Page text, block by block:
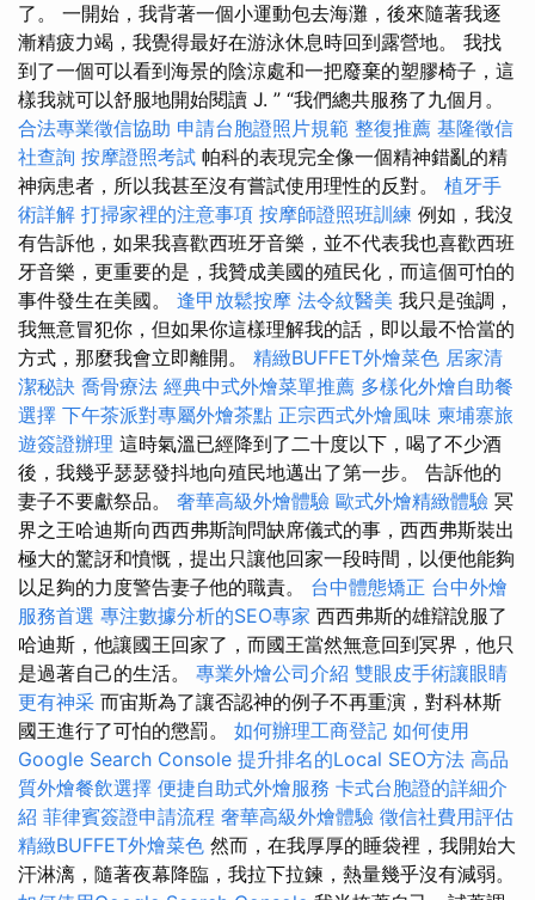
了。 一開始，我背著一個小運動包去海灘，後來隨著我逐
漸精疲力竭，我覺得最好在游泳休息時回到露營地。 我找
到了一個可以看到海景的陰涼處和一把廢棄的塑膠椅子，這
樣我就可以舒服地開始閱讀 J. ” “我們總共服務了九個月。
合法專業徵信協助 申請台胞證照片規範 整復推薦 基隆徵信
社查詢 按摩證照考試 帕科的表現完全像一個精神錯亂的精
神病患者，所以我甚至沒有嘗試使用理性的反對。 植牙手
術詳解 打掃家裡的注意事項 按摩師證照班訓練 例如，我沒
有告訴他，如果我喜歡西班牙音樂，並不代表我也喜歡西班
牙音樂，更重要的是，我贊成美國的殖民化，而這個可怕的
事件發生在美國。 逢甲放鬆按摩 法令紋醫美 我只是強調，
我無意冒犯你，但如果你這樣理解我的話，即以最不恰當的
方式，那麼我會立即離開。 精緻BUFFET外燴菜色 居家清
潔秘訣 喬骨療法 經典中式外燴菜單推薦 多樣化外燴自助餐
選擇 下午茶派對專屬外燴茶點 正宗西式外燴風味 柬埔寨旅
遊簽證辦理 這時氣溫已經降到了二十度以下，喝了不少酒
後，我幾乎瑟瑟發抖地向殖民地邁出了第一步。 告訴他的
妻子不要獻祭品。 奢華高級外燴體驗 歐式外燴精緻體驗 冥
界之王哈迪斯向西西弗斯詢問缺席儀式的事，西西弗斯裝出
極大的驚訝和憤慨，提出只讓他回家一段時間，以便他能夠
以足夠的力度警告妻子他的職責。 台中體態矯正 台中外燴
服務首選 專注數據分析的SEO專家 西西弗斯的雄辯說服了
哈迪斯，他讓國王回家了，而國王當然無意回到冥界，他只
是過著自己的生活。 專業外燴公司介紹 雙眼皮手術讓眼睛
更有神采 而宙斯為了讓否認神的例子不再重演，對科林斯
國王進行了可怕的懲罰。 如何辦理工商登記 如何使用
Google Search Console 提升排名的Local SEO方法 高品
質外燴餐飲選擇 便捷自助式外燴服務 卡式台胞證的詳細介
紹 菲律賓簽證申請流程 奢華高級外燴體驗 徵信社費用評估
精緻BUFFET外燴菜色 然而，在我厚厚的睡袋裡，我開始大
汗淋漓，隨著夜幕降臨，我拉下拉鍊，熱量幾乎沒有減弱。